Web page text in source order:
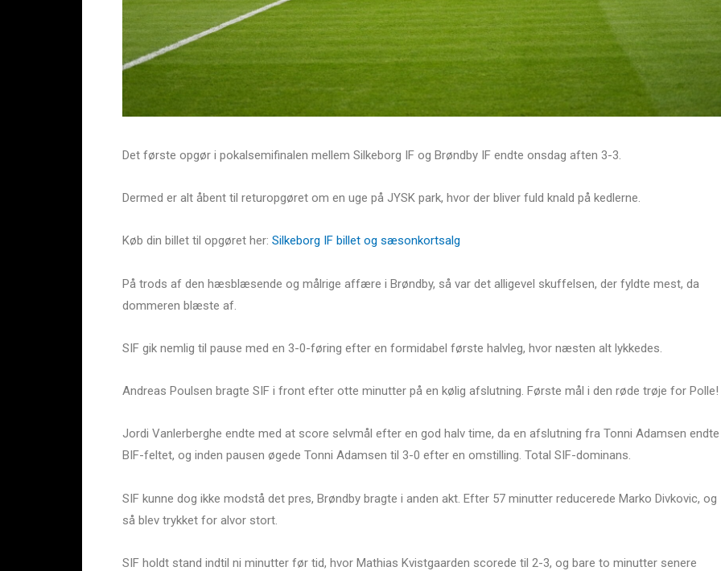
Det første opgør i pokalsemifinalen mellem Silkeborg IF og Brøndby IF endte onsdag aften 3-3.
Dermed er alt åbent til returopgøret om en uge på JYSK park, hvor der bliver fuld knald på kedlerne.
Køb din billet til opgøret her: Silkeborg IF billet og sæsonkortsalg
På trods af den hæsblæsende og målrige affære i Brøndby, så var det alligevel skuffelsen, der fyldte mest, da
dommeren blæste af.
SIF gik nemlig til pause med en 3-0-føring efter en formidabel første halvleg, hvor næsten alt lykkedes.
Andreas Poulsen bragte SIF i front efter otte minutter på en kølig afslutning. Første mål i den røde trøje for Polle!
Jordi Vanlerberghe endte med at score selvmål efter en god halv time, da en afslutning fra Tonni Adamsen
BIF-feltet, og inden pausen øgede Tonni Adamsen til 3-0 efter en omstilling. Total SIF-dominans.
SIF kunne dog ikke modstå det pres, Brøndby bragte i anden akt. Efter 57 minutter reducerede Marko Divkovic, og
så blev trykket for alvor stort.
SIF holdt stand indtil ni minutter før tid, hvor Mathias Kvistgaarden scorede til 2-3, og bare to minutter senere